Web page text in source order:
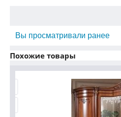
Вы просматривали ранее
Похожие товары